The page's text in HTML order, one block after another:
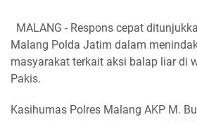
MALANG - Respons cepat
Malang Polda Jatim dalam
masyarakat terkait aksi balap liar di
Pakis.
Kasihumas Polres Malang AKP M.